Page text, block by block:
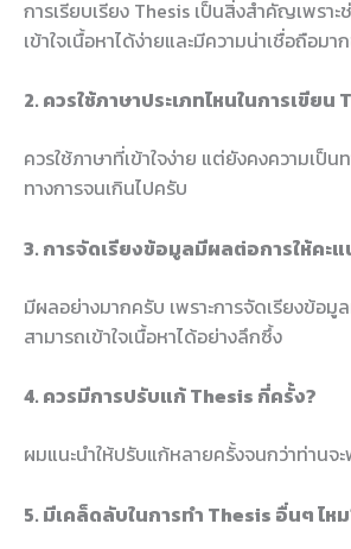
การเรียบเรียง Thesis เป็นสิ่งสำคัญเพราะ
เข้าใจเนื้อหาได้ง่ายและมีความน่าเชื่อถือม
2. ควรใช้ภาษาประเภทไหนในการเขียน
ควรใช้ภาษาที่เข้าใจง่าย แต่ยังคงความเป็น
ทางการจนเกินไปครับ
3. การจัดเรียงข้อมูลมีผลต่อการให้คะ
มีผลอย่างมากครับ เพราะการจัดเรียงข้อมู
สามารถเข้าใจเนื้อหาได้อย่างลึกซึ้ง
4. ควรมีการปรับแก้ Thesis กี่ครั้ง?
ผมแนะนำให้ปรับแก้หลายครั้งจนกว่าท่านจ
5. มีเคล็ดลับในการทำ Thesis อื่นๆ ไห